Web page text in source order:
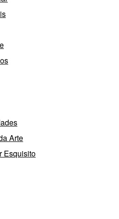
Arte
Esquisito